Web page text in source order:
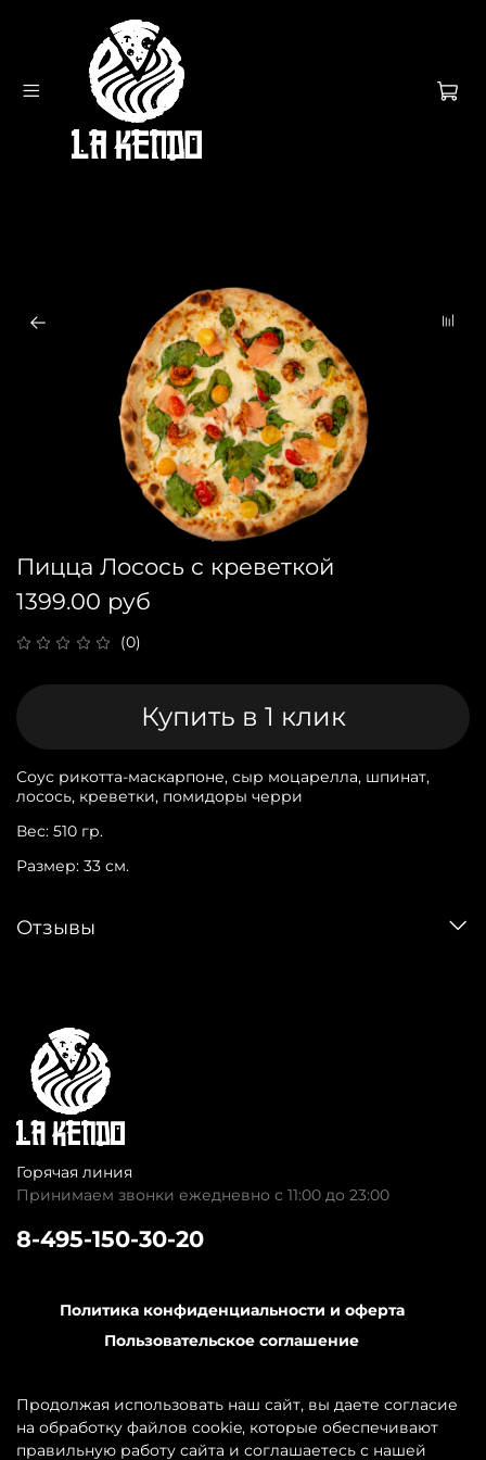
(0)
Пицца Лосось с креветкой
1399.00 руб
Купить в 1 клик
Соус рикотта-маскарпоне, сыр моцарелла, шпинат,
лосось, креветки, помидоры черри
Вес: 510 гр.
Размер: 33 см.
Отзывы
Горячая линия
Принимаем звонки ежедневно с 11:00 до 23:00
8-495-150-30-20
Политика конфиденциальности и оферта
Пользовательское соглашение
Контакты
Продолжая использовать наш сайт, вы даете согласие
на обработку файлов cookie, которые обеспечивают
правильную работу сайта и соглашаетесь с нашей